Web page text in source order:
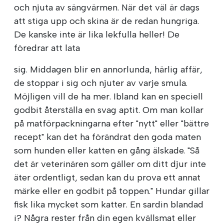
och njuta av sängvärmen. När det väl är dags
att stiga upp och skina är de redan hungriga.
De kanske inte är lika lekfulla heller! De
föredrar att lata
sig. Middagen blir en annorlunda, härlig affär,
de stoppar i sig och njuter av varje smula.
Möjligen vill de ha mer. Ibland kan en speciell
godbit återställa en svag aptit. Om man kollar
på matförpackningarna efter "nytt" eller "bättre
recept" kan det ha förändrat den goda maten
som hunden eller katten en gång älskade. "Så
det är veterinären som gäller om ditt djur inte
äter ordentligt, sedan kan du prova ett annat
märke eller en godbit på toppen." Hundar gillar
fisk lika mycket som katter. En sardin blandad
i? Några rester från din egen kvällsmat eller